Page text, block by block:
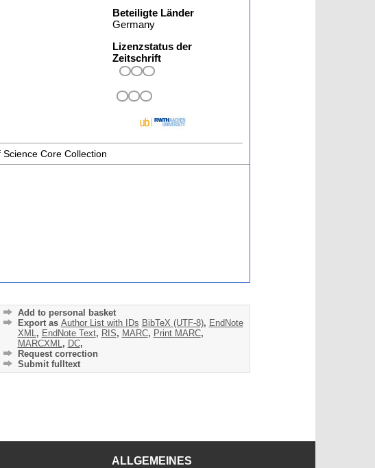
Beteiligte Länder
Germany
Lizenzstatus der
Zeitschrift
Core Collection
Add to personal basket
Export as Author List with IDs BibTeX (UTF-8), EndNote
XML, EndNote Text, RIS, MARC, Print MARC,
MARCXML, DC,
Request correction
Submit fulltext
ALLGEMEINES